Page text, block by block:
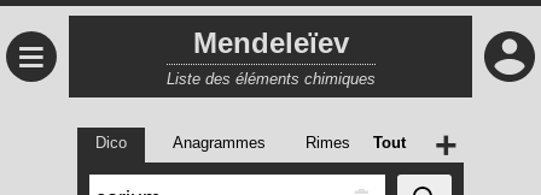
≡ Mendeleïev
Liste des éléments chimiques
Dico Anagrammes Rimes Tout +